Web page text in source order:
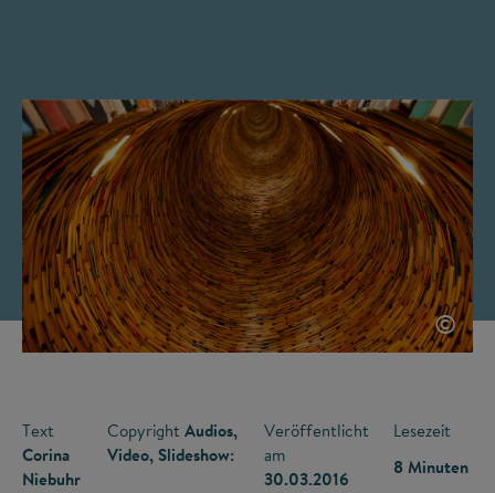
©
Text
Corina
Niebuhr
CopyrightAudios,
Video, Slideshow:
Veröffentlicht
am
30.03.2016
Lesezeit
8 Minuten